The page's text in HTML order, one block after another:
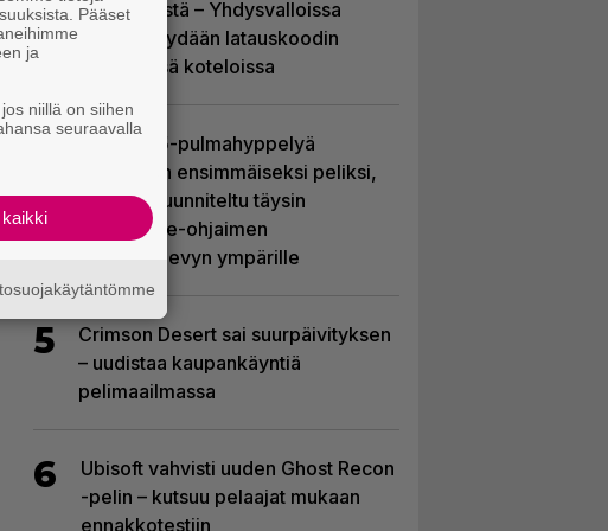
siirtymisestä – Yhdysvalloissa
pelejä myydään latauskoodin
sisältävissä koteloissa
Uutta PS5-pulmahyppelyä
kuvaillaan ensimmäiseksi peliksi,
joka on suunniteltu täysin
DualSense-ohjaimen
kosketuslevyn ympärille
5
Crimson Desert sai suurpäivityksen
– uudistaa kaupankäyntiä
pelimaailmassa
6
Ubisoft vahvisti uuden Ghost Recon
-pelin – kutsuu pelaajat mukaan
ennakkotestiin
Pääset
ja
niillä on siihen
seuraavalla